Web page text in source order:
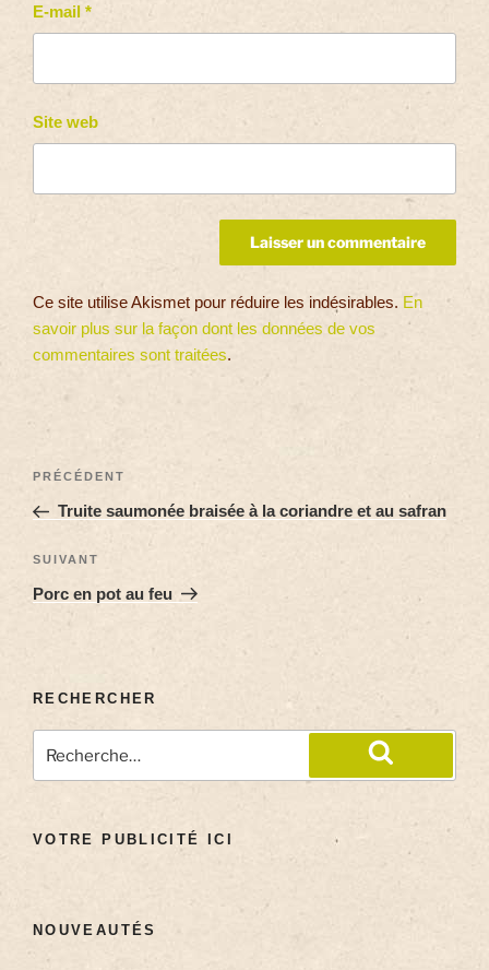
E-mail *
Site web
Ce site utilise Akismet pour réduire les indésirables. En
savoir plus sur la façon dont les données de vos
commentaires sont traitées.
PRÉCÉDENT
Truite saumonée braisée à la coriandre et au safran
SUIVANT
Porc en pot au feu
RECHERCHER
VOTRE PUBLICITÉ ICI
NOUVEAUTÉS